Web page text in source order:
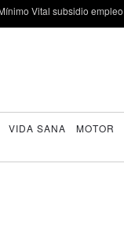
Vital subsidio empleo
VIDA SANA MOTOR